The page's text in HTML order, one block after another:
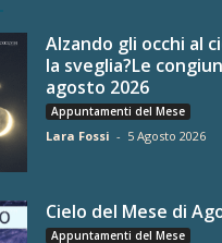
Alzando gli occhi al
la sveglia?Le
agosto 2026
Appuntamenti del Mese
Lara Fossi - 5 Agosto 2026
Cielo del Mese di
Appuntamenti del Mese